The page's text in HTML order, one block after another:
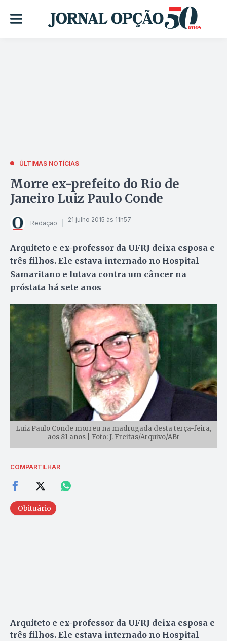
ÚLTIMAS NOTÍCIAS
Morre ex-prefeito do Rio de
Janeiro Luiz Paulo Conde
Redação 21 julho 2015 às 11h57
Arquiteto e ex-professor da UFRJ deixa esposa e
três filhos. Ele estava internado no Hospital
Samaritano e lutava contra um câncer na
próstata há sete anos
Luiz Paulo Conde morreu na madrugada desta terça-feira,
aos 81 anos | Foto: J. Freitas/Arquivo/ABr
COMPARTILHAR
Obituário
Arquiteto e ex-professor da UFRJ deixa esposa e
três filhos. Ele estava internado no Hospital